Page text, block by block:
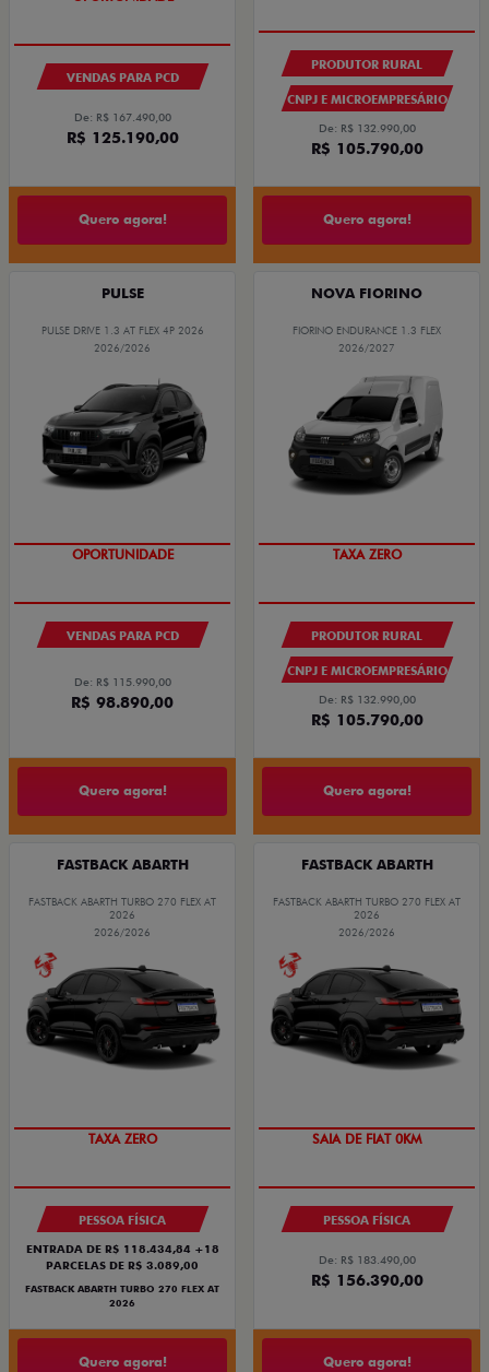
VENDAS PARA PCD
De: R$ 167.490,00
R$ 125.190,00
Quero agora!
PRODUTOR RURAL
CNPJ E MICROEMPRESÁRIO
De: R$ 132.990,00
R$ 105.790,00
Quero agora!
PULSE
PULSE DRIVE 1.3 AT FLEX 4P 2026
2026/2026
OPORTUNIDADE
VENDAS PARA PCD
De: R$ 115.990,00
R$ 98.890,00
Quero agora!
NOVA FIORINO
FIORINO ENDURANCE 1.3 FLEX
2026/2027
TAXA ZERO
PRODUTOR RURAL
CNPJ E MICROEMPRESÁRIO
De: R$ 132.990,00
R$ 105.790,00
Quero agora!
FASTBACK ABARTH
FASTBACK ABARTH TURBO 270 FLEX AT
2026
2026/2026
SAIA DE FIAT 0KM
PESSOA FÍSICA
ENTRADA DE R$ 118.434,84 +18
PARCELAS DE R$ 3.089,00
FASTBACK ABARTH TURBO 270 FLEX AT
2026
Quero agora!
FASTBACK ABARTH
FASTBACK ABARTH TURBO 270 FLEX AT
2026
2026/2026
PREÇO IMPERDÍVEL
PESSOA FÍSICA
De: R$ 183.490,00
R$ 156.390,00
Quero agora!